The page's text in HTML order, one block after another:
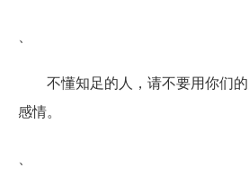
不懂知足的人，请不要用你们
感情。